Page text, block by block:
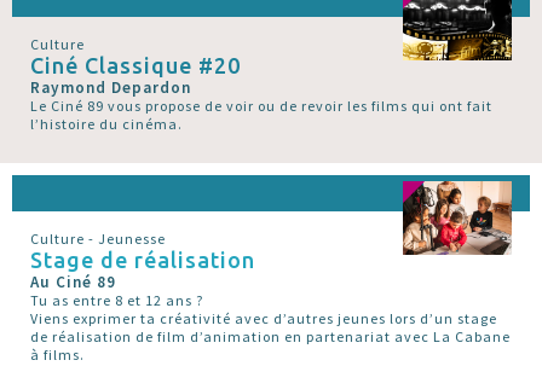
Culture
Ciné Classique #20
Raymond Depardon
Le Ciné 89 vous propose de voir ou de revoir les films qui ont fait
l’histoire du cinéma.
Culture - Jeunesse
Stage de réalisation
Au Ciné 89
Tu as entre 8 et 12 ans ?
Viens exprimer ta créativité avec d’autres jeunes lors d’un stage
de réalisation de film d’animation en partenariat avec La Cabane
à films.